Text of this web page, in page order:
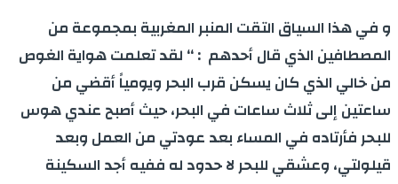
و في هذا السياق التقت المنبر المغربية بمجموعة من
المصطافين الذي قال أحدهم : ‘‘ لقد تعلمت هواية الغوص
من خالي الذي كان يسكن قرب البحر ويومياً أقضي من
ساعتين إلى ثلاث ساعات في البحر، حيث أصبح عندي هوس
للبحر فأرتاده في المساء بعد عودتي من العمل وبعد
قيلولتي، وعشقي للبحر لا حدود له ففيه أجد السكينة